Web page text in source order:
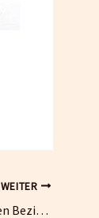
WEITER
Erfolgreiche Teilnahme an den Bezirksjahrgangsmeisterschaften für den TSV